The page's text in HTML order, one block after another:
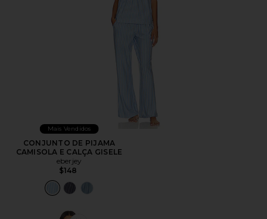
Mais Vendidos
CONJUNTO DE PIJAMA
CAMISOLA E CALÇA GISELE
eberjey
$148